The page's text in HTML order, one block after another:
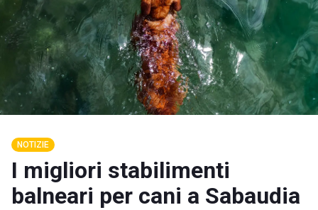
NOTIZIE
I migliori stabilimenti
balneari per cani a Sabaudia